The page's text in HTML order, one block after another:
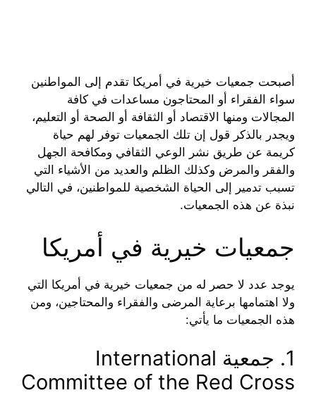
أصبحت جمعيات خيرية في أمريكا تقدم إلى المواطنين
سواء الفقراء أو المحتاجون مساعدات في كافة
المجالات ومنها الاقتصاد أو الثقافة أو الصحة أو التعليم،
ويجدر بالذكر قول إن تلك الجمعيات توفر لهم حياة
كريمة عن طريق نشر الوعي الثقافي ومكافحة الجهل
والفقر والمرض وكذلك الظلم والعديد من الأشياء التي
تسبب تدمير إلى الحياة الشخصية للمواطنين، في التالي
نبذة عن هذه الجمعيات.
جمعيات خيرية في أمريكا
يوجد عدد لا حصر له من جمعيات خيرية في أمريكا التي
ولا اهتمامها برعاية المرضى والفقراء والمحتاجين، ومن
هذه الجمعيات ما يأتي:
1. جمعية International
Committee of the Red Cross